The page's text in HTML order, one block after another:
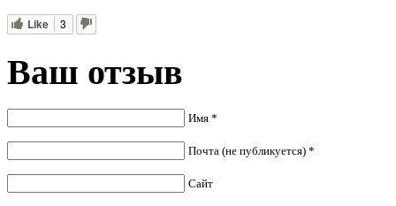
Like 3
Ваш отзыв
Имя *
Почта (не публикуется) *
Сайт